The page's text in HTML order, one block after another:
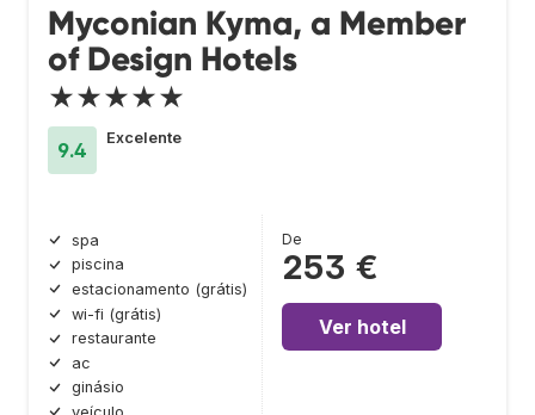
Myconian Kyma, a Member
of Design Hotels
★★★★★
9.4
Excelente
spa
piscina
estacionamento (grátis)
wi-fi (grátis)
restaurante
ac
ginásio
De
253 €
Ver hotel